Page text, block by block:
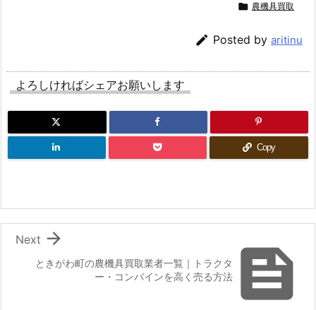
 農機具買取
 Posted by aritinu
よろしければシェアお願いします
Copy

ときがわ町の農機具買取業者一覧｜トラクタ
ー・コンバインを高く売る方法

Next